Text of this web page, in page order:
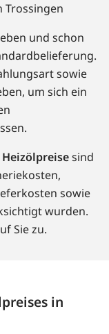
Trossingen
und schon
sowie
um sich ein
Heizölpreisesind
sowie
wurden.
Sie zu.
in